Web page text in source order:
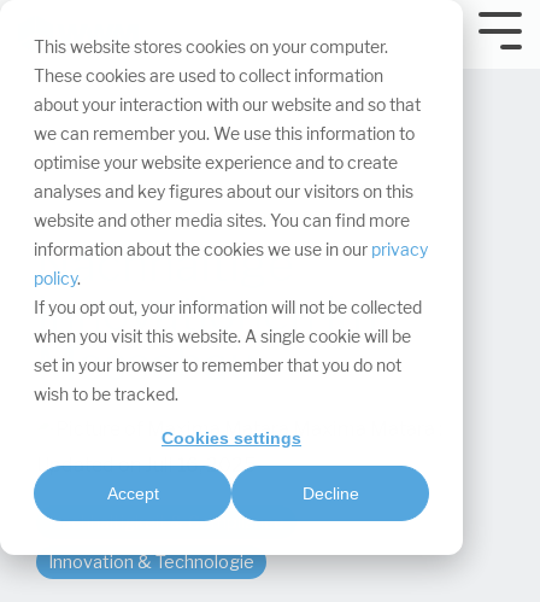
This website stores cookies on your computer.
These cookies are used to collect information
about your interaction with our website and so that
we can remember you. We use this information to
optimise your website experience and to create
analyses and key figures about our visitors on this
website and other media sites. You can find more
information about the cookies we use in our privacy
policy.
If you opt out, your information will not be collected
when you visit this website. A single cookie will be
set in your browser to remember that you do not
wish to be tracked.
Cookies settings
Accept Decline
überspringen.
Nachhaltige
Innovationen im
Messebau
Updated on Juli 16, 2025
Nachhaltigkeit & Compliance
Innovation & Technologie